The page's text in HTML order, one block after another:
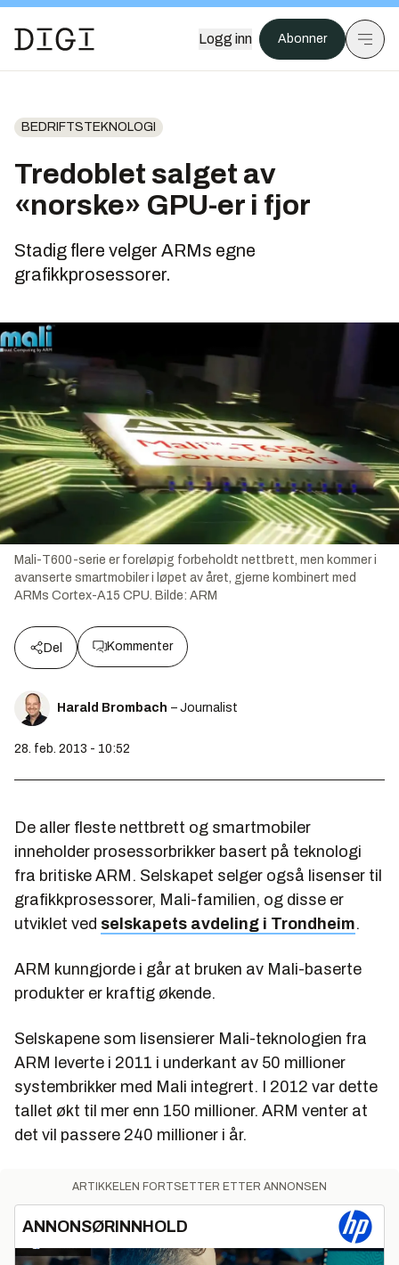
Logg inn Abonner
BEDRIFTSTEKNOLOGI
Tredoblet salget av
«norske» GPU-er i fjor
Stadig flere velger ARMs egne
grafikkprosessorer.
Mali-T600-serie er foreløpig forbeholdt nettbrett, men kommer i
avanserte smartmobiler i løpet av året, gjerne kombinert med
ARMs Cortex-A15 CPU. Bilde: ARM
Del Kommenter
Harald Brombach – Journalist
28. feb. 2013 - 10:52
De aller fleste nettbrett og smartmobiler
inneholder prosessorbrikker basert på teknologi
fra britiske ARM. Selskapet selger også lisenser til
grafikkprosessorer, Mali-familien, og disse er
utviklet ved selskapets avdeling i Trondheim.
ARM kunngjorde i går at bruken av Mali-baserte
produkter er kraftig økende.
Selskapene som lisensierer Mali-teknologien fra
ARM leverte i 2011 i underkant av 50 millioner
systembrikker med Mali integrert. I 2012 var dette
tallet økt til mer enn 150 millioner. ARM venter at
det vil passere 240 millioner i år.
ARTIKKELEN FORTSETTER ETTER ANNONSEN
ANNONSØRINNHOLD